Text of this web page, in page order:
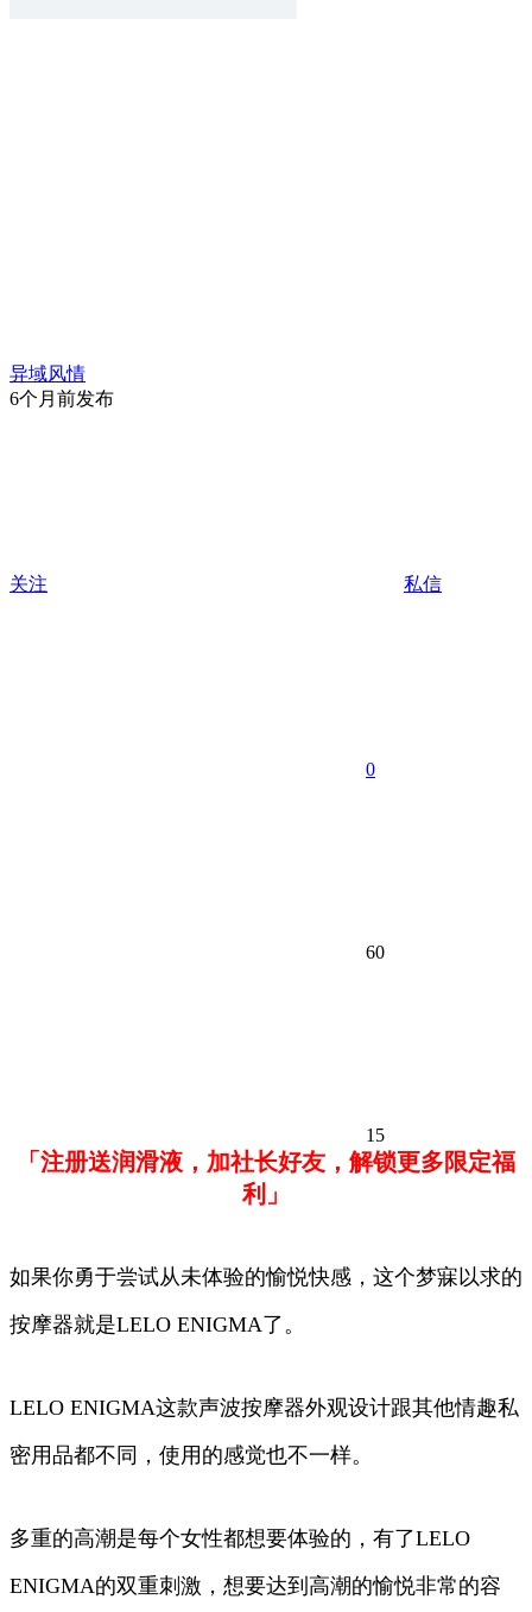
异域风情
6个月前发布
关注 私信
0
60
15
「注册送润滑液，加社长好友，解锁更多限定福
利」
如果你勇于尝试从未体验的愉悦快感，这个梦寐以求的
按摩器就是LELO ENIGMA了。
LELO ENIGMA这款声波按摩器外观设计跟其他情趣私
密用品都不同，使用的感觉也不一样。
多重的高潮是每个女性都想要体验的，有了LELO
ENIGMA的双重刺激，想要达到高潮的愉悦非常的容